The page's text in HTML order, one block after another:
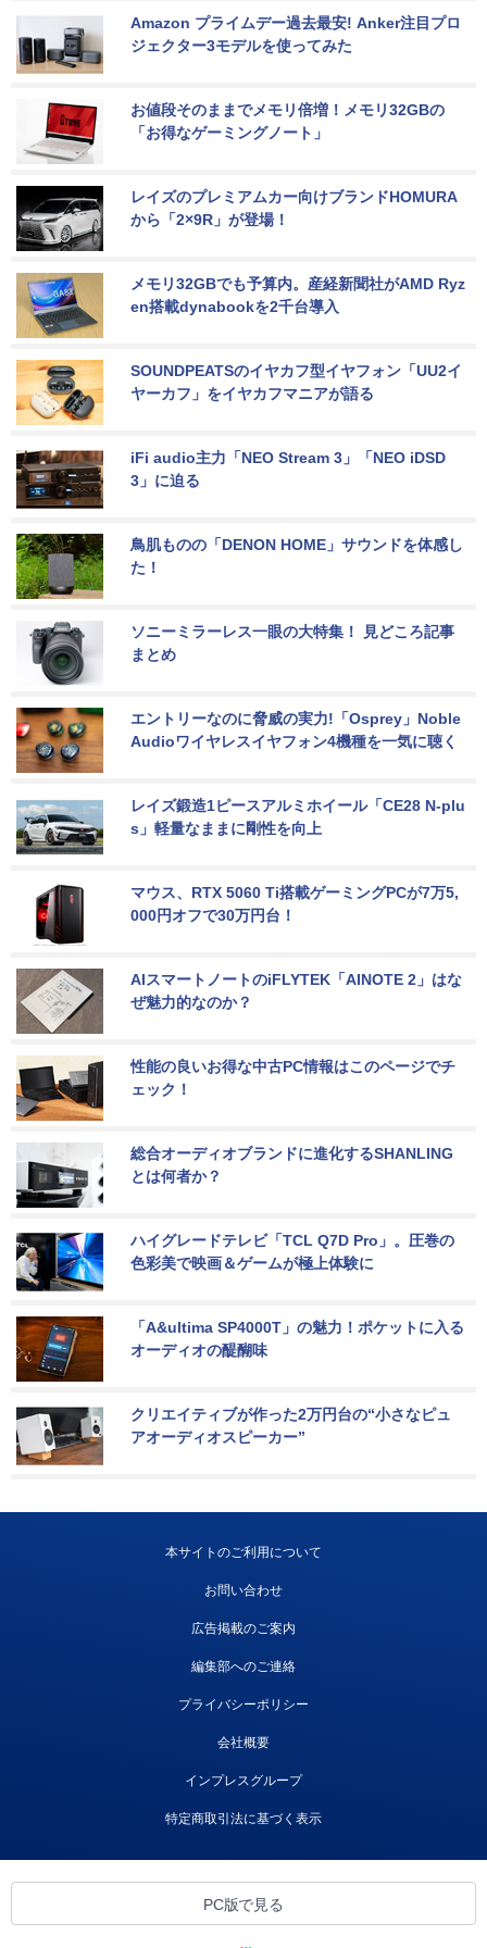
Amazon プライムデー過去最安! Anker注目プロ
ジェクター3モデルを使ってみた
お値段そのままでメモリ倍増！メモリ32GBの
「お得なゲーミングノート」
レイズのプレミアムカー向けブランドHOMURA
から「2×9R」が登場！
メモリ32GBでも予算内。産経新聞社がAMD Ryz
en搭載dynabookを2千台導入
SOUNDPEATSのイヤカフ型イヤフォン「UU2イ
ヤーカフ」をイヤカフマニアが語る
iFi audio主力「NEO Stream 3」「NEO iDSD
3」に迫る
鳥肌ものの「DENON HOME」サウンドを体感し
た！
ソニーミラーレス一眼の大特集！ 見どころ記事
まとめ
エントリーなのに脅威の実力!「Osprey」Noble
Audioワイヤレスイヤフォン4機種を一気に聴く
レイズ鍛造1ピースアルミホイール「CE28 N-plu
s」軽量なままに剛性を向上
マウス、RTX 5060 Ti搭載ゲーミングPCが7万5,
000円オフで30万円台！
AIスマートノートのiFLYTEK「AINOTE 2」はな
ぜ魅力的なのか？
性能の良いお得な中古PC情報はこのページでチ
ェック！
総合オーディオブランドに進化するSHANLING
とは何者か？
ハイグレードテレビ「TCL Q7D Pro」。圧巻の
色彩美で映画＆ゲームが極上体験に
「A&ultima SP4000T」の魅力！ポケットに入る
オーディオの醍醐味
クリエイティブが作った2万円台の“小さなピュ
アオーディオスピーカー”
本サイトのご利用について
お問い合わせ
広告掲載のご案内
編集部へのご連絡
プライバシーポリシー
会社概要
インプレスグループ
特定商取引法に基づく表示
PC版で見る